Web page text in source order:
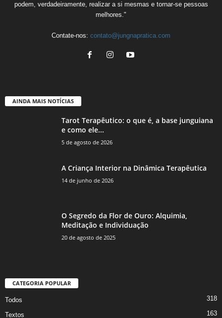
podem, verdadeiramente, realizar a si mesmas e tornar-se pessoas
melhores."
Contate-nos: contato@jungnapratica.com
AINDA MAIS NOTÍCIAS
Tarot Terapêutico: o que é, a base junguiana
e como ele...
5 de agosto de 2026
A Criança Interior na Dinâmica Terapêutica
14 de junho de 2026
O Segredo da Flor de Ouro: Alquimia,
Meditação e Individuação
20 de agosto de 2025
CATEGORIA POPULAR
Todos 318
Textos 163